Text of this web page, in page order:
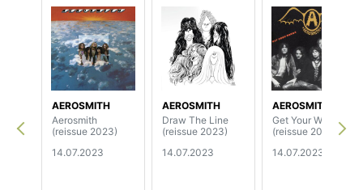
AEROSMITH
Aerosmith
(reissue 2023)
14.07.2023
AEROSMITH
Draw The Line
(reissue 2023)
14.07.2023
AEROSMITH
Get Your Wings
(reissue 2023)
14.07.2023